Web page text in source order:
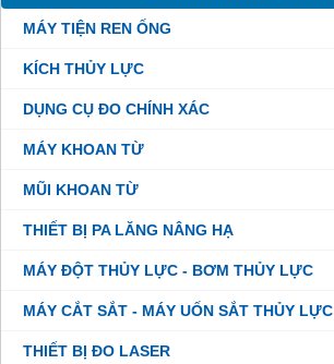
MÁY TIỆN REN ỐNG
KÍCH THỦY LỰC
DỤNG CỤ ĐO CHÍNH XÁC
MÁY KHOAN TỪ
MŨI KHOAN TỪ
THIẾT BỊ PA LĂNG NÂNG HẠ
MÁY ĐỘT THỦY LỰC - BƠM THỦY LỰC
MÁY CẮT SẮT - MÁY UỐN SẮT THỦY LỰC
THIẾT BỊ ĐO LASER